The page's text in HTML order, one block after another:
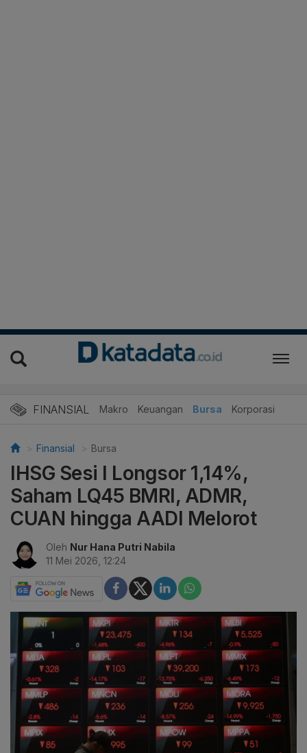
FINANSIAL Makro Keuangan Bursa Korporasi
Finansial Bursa
IHSG Sesi I Longsor 1,14%,
Saham LQ45 BMRI, ADMR,
CUAN hingga AADI Melorot
Oleh Nur Hana Putri Nabila
11 Mei 2026, 12:24